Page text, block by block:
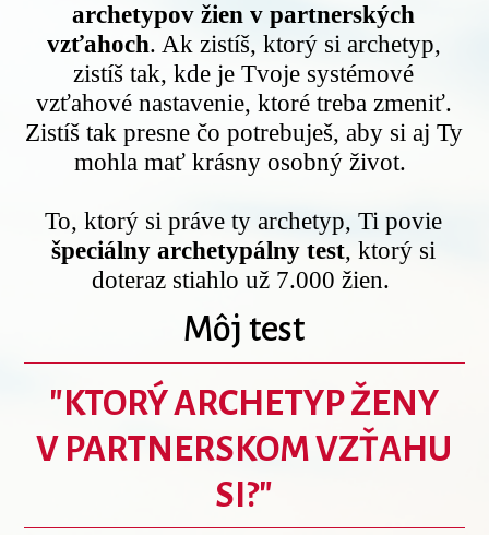
archetypov žien v partnerských
vzťahoch. Ak zistíš, ktorý si archetyp,
zistíš tak, kde je Tvoje systémové
vzťahové nastavenie, ktoré treba zmeniť.
Zistíš tak presne čo potrebuješ, aby si aj Ty
mohla mať krásny osobný život.
To, ktorý si práve ty archetyp, Ti povie
špeciálny archetypálny test, ktorý si
doteraz stiahlo už 7.000 žien.
Môj test
"KTORÝ ARCHETYP ŽENY
V PARTNERSKOM VZŤAHU
SI?"